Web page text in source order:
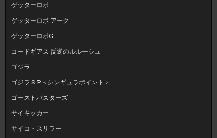
ゲッターロボ
ゲッターロボ アーク
ゲッターロボG
コードギアス 反逆のルルーシュ
ゴジラ
ゴジラ S.P＜シンギュラポイント＞
ゴーストバスターズ
サイキッカー
サイコ・スリラー